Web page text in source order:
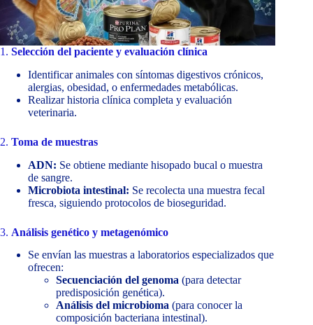
1. Selección del paciente y evaluación clínica
Identificar animales con síntomas digestivos crónicos,
alergias, obesidad, o enfermedades metabólicas.
Realizar historia clínica completa y evaluación
veterinaria.
2. Toma de muestras
ADN: Se obtiene mediante hisopado bucal o muestra
de sangre.
Microbiota intestinal: Se recolecta una muestra fecal
fresca, siguiendo protocolos de bioseguridad.
3. Análisis genético y metagenómico
Se envían las muestras a laboratorios especializados que
ofrecen:
Secuenciación del genoma (para detectar
predisposición genética).
Análisis del microbioma (para conocer la
composición bacteriana intestinal).